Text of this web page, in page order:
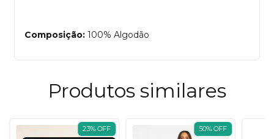
Composição: 100% Algodão
Produtos similares
23%OFF
50%OFF